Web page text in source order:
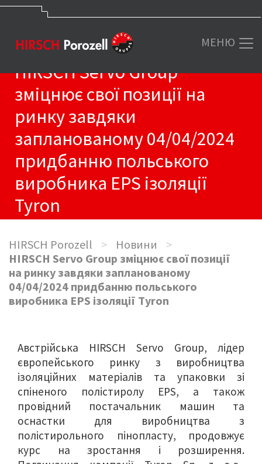
МЕНЮ
HIRSCH Servo Group
зміцнює свої позиції на
ринку завдяки
запланованому 04/04/2024
придбанню польського
виробника EPS ізоляції
Tyron
HIRSCH Porozell > Новини
>
HIRSCH Servo Group зміцнює свої позиції
на ринку завдяки запланованому
04/04/2024 придбанню польського
виробника EPS ізоляції Tyron
Австрійська HIRSCH Servo Group, лідер
європейського ринку з виробництва
ізоляційних матеріалів та упаковки зі
спіненого полістиролу EPS, а також
провідний постачальник машин та
оснастки для виробництва з
полістирольного пінопласту, продовжує
курс на зростання і розширення.